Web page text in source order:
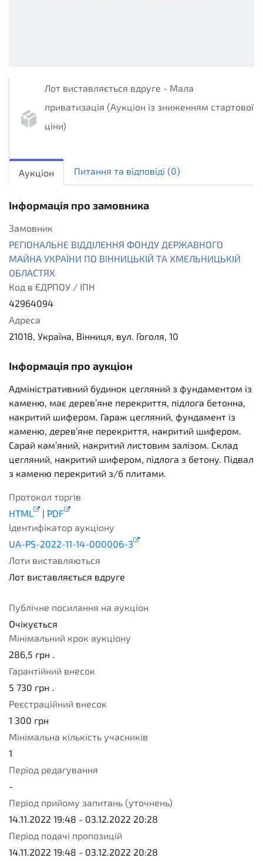
Лот виставляється вдруге - Мала
приватизація (Аукціон із зниженням стартової
ціни)
Аукціон
Питання та вiдповiдi (0)
Інформація про замовника
Замовник
РЕГІОНАЛЬНЕ ВІДДІЛЕННЯ ФОНДУ ДЕРЖАВНОГО
МАЙНА УКРАЇНИ ПО ВІННИЦЬКІЙ ТА ХМЕЛЬНИЦЬКІЙ
ОБЛАСТЯХ
Код в ЄДРПОУ / ІПН
42964094
Адреса
21018, Україна, Вінниця, вул. Гоголя, 10
Інформація про аукціон
Адміністративний будинок цегляний з фундаментом із
каменю, має дерев’яне перекриття, підлога бетонна,
накритий шифером. Гараж цегляний, фундамент із
каменю, дерев’яне перекриття, накритий шифером.
Сарай кам’яний, накритий листовим залізом. Склад
цегляний, накритий шифером, підлога з бетону. Підвал
з каменю перекритий з/б плитами.
Протокол торгів
HTML
| PDF
Ідентифікатор аукціону
UA-PS-2022-11-14-000006-3
Лоти виставляються
Лот виставляється вдруге
Публічне посилання на аукціон
Очікується
Мінімальний крок аукціону
286,5 грн .
Гарантійний внесок
5 730 грн .
Реєстраційний внесок
1 300 грн
Мінімальна кількість учасників
1
Період редагування
-
Період прийому запитань (уточнень)
14.11.2022 19:48 - 03.12.2022 20:28
Період подачі пропозицій
14.11.2022 19:48 - 03.12.2022 20:28